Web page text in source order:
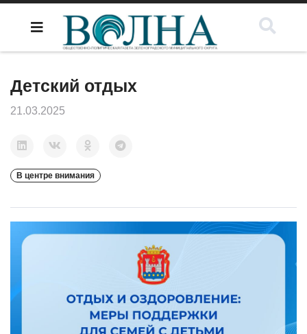
Детский отдых
21.03.2025
В центре внимания